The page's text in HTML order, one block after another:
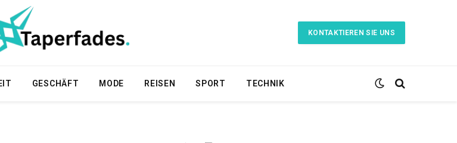
KONTAKTIEREN SIE UNS
GESCHÄFT MODE REISEN SPORT TECHNIK